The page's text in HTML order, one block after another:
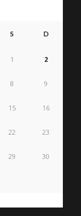
S D
1 2
8 9
15 16
22 23
29 30